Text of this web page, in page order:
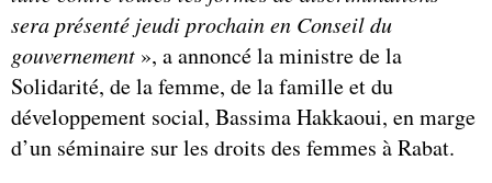
sera présenté jeudi prochain en Conseil du
gouvernement », a annoncé la ministre de la
Solidarité, de la femme, de la famille et du
développement social, Bassima Hakkaoui, en marge
d’un séminaire sur les droits des femmes à Rabat.